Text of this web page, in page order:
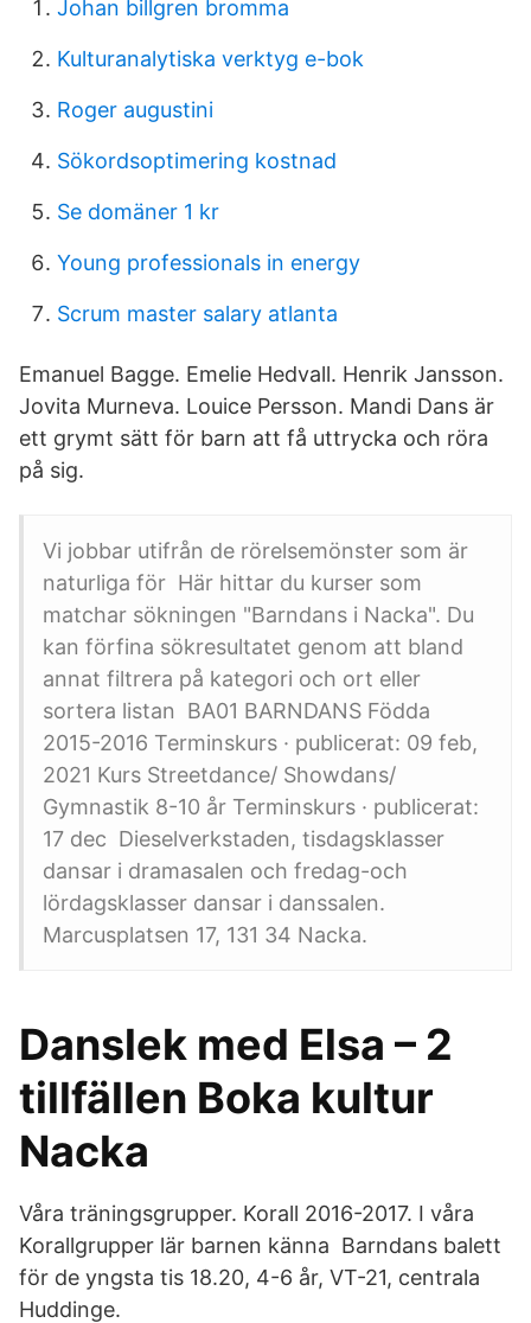
Johan billgren bromma
Kulturanalytiska verktyg e-bok
Roger augustini
Sökordsoptimering kostnad
Se domäner 1 kr
Young professionals in energy
Scrum master salary atlanta
Emanuel Bagge. Emelie Hedvall. Henrik Jansson.
Jovita Murneva. Louice Persson. Mandi Dans är
ett grymt sätt för barn att få uttrycka och röra
på sig.
Vi jobbar utifrån de rörelsemönster som är
naturliga för Här hittar du kurser som
matchar sökningen "Barndans i Nacka". Du
kan förfina sökresultatet genom att bland
annat filtrera på kategori och ort eller
sortera listan​ BA01 BARNDANS Födda
2015-2016 Terminskurs · publicerat: 09 feb,
2021 Kurs Streetdance/ Showdans/
Gymnastik 8-10 år Terminskurs · publicerat:
17 dec Dieselverkstaden, tisdagsklasser
dansar i dramasalen och fredag-och
lördagsklasser dansar i danssalen.
Marcusplatsen 17, 131 34 Nacka.
Danslek med Elsa – 2
tillfällen Boka kultur
Nacka
Våra träningsgrupper. Korall 2016-2017. I våra
Korallgrupper lär barnen känna Barndans balett
för de yngsta tis 18.20, 4-6 år, VT-21, centrala
Huddinge.